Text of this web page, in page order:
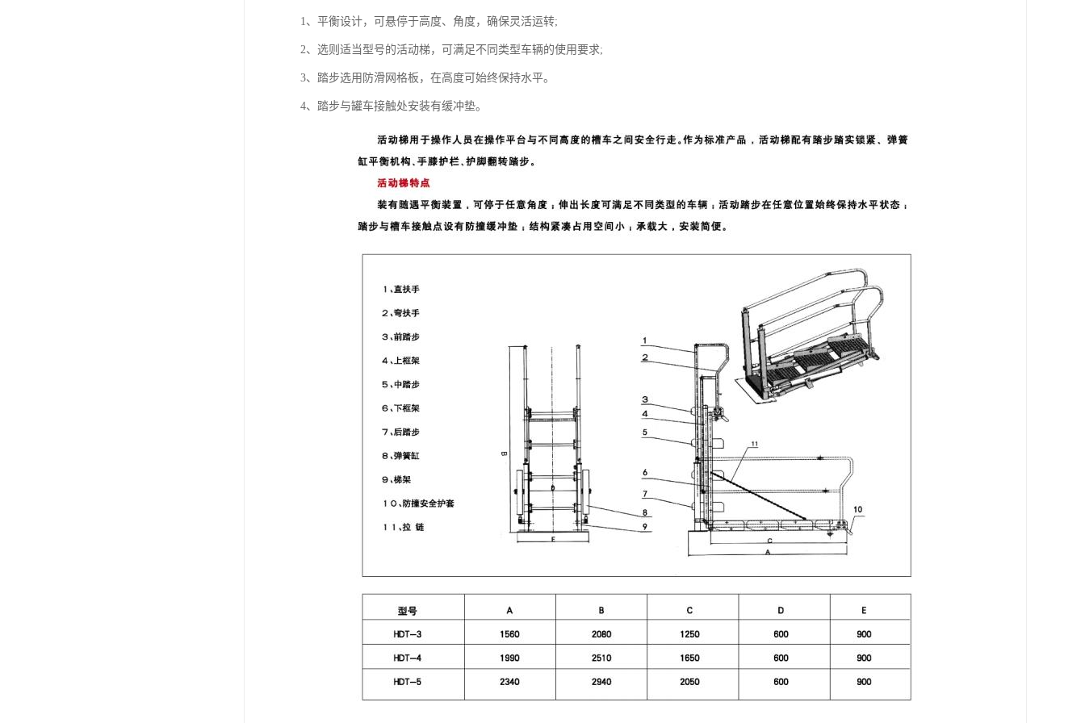
1、平衡设计，可悬停于高度、角度，确保灵活运转;
2、选则适当型号的活动梯，可满足不同类型车辆的使用要求;
3、踏步选用防滑网格板，在高度可始终保持水平。
4、踏步与罐车接触处安装有缓冲垫。